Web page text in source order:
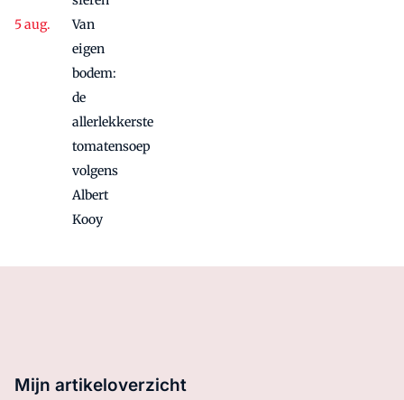
Van
eigen
bodem:
de
allerlekkerste
tomatensoep
volgens
Albert
Kooy
Mijn artikeloverzicht